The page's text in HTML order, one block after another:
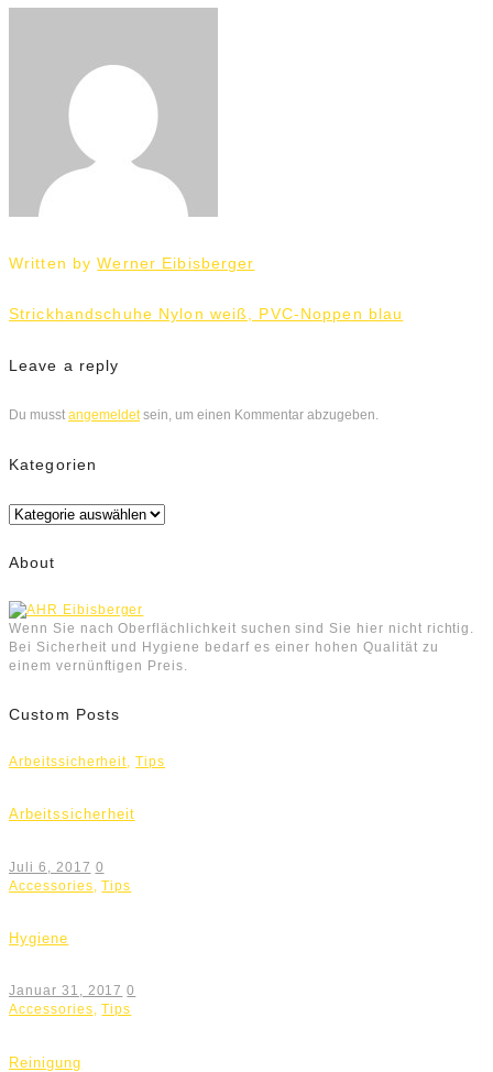
Written byWerner Eibisberger
Beitrags-
Navigation
Strickhandschuhe Nylon weiß, PVC-Noppen blau
Leave a reply
Du musst angemeldetsein, um einen Kommentar abzugeben.
Kategorien
Kategorien
About
Wenn Sie nach Oberflächlichkeit suchen sind Sie hier nicht richtig.
Bei Sicherheit und Hygiene bedarf es einer hohen Qualität zu
einem vernünftigen Preis.
Custom Posts
Arbeitssicherheit,Tips
Arbeitssicherheit
Juli 6, 2017 0
Accessories ,Tips
Hygiene
Januar 31, 2017 0
Accessories,Tips
Reinigung